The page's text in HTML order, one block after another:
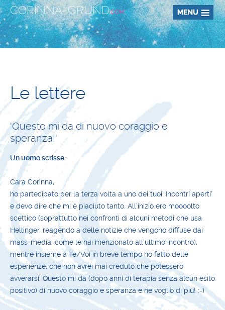
CORINNA-GRUND.COM
Le lettere
'Questo mi da di nuovo coraggio e
speranza!'
Un uomo scrisse:
Cara Corinna,
ho partecipato per la terza volta a uno dei tuoi 'Incontri aperti'
e devo dire che mi è piaciuto tanto. All'inizio ero moooolto
scettico (soprattutto nei confronti di alcuni metodi che usa
Hellinger, reagendo a delle notizie che vengono diffuse dai
mass-media, come le hai menzionato all'ultimo incontro),
mentre insieme a Te/Voi in breve tempo ho fatto delle
esperienze, che non avrei mai creduto che potessero
avverarsi. Questo mi da (dopo anni di terapia senza alcun esito
positivo) di nuovo coraggio e speranza e ne voglio di più! :-)